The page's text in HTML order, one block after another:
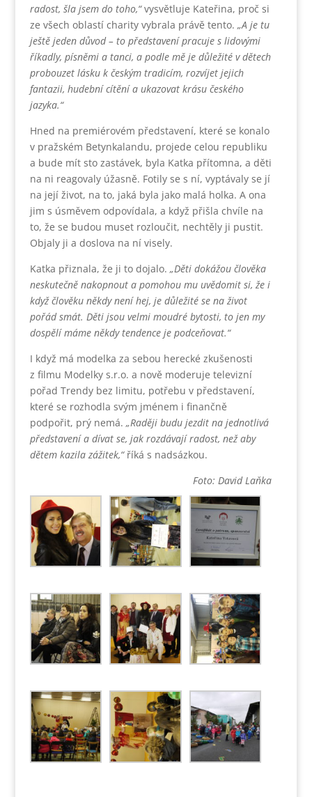
radost, šla jsem do toho,“vysvětluje Kateřina, proč si
ze všech oblastí charity vybrala právě tento. „A je tu
ještě jeden důvod – to představení pracuje s lidovými
říkadly, písněmi a tanci, a podle mě je důležité v dětech
probouzet lásku k českým tradicím, rozvíjet jejich
fantazii, hudební cítění a ukazovat krásu českého
jazyka.“
Hned na premiérovém představení, které se konalo
v pražském Betynkalandu, projede celou republiku
a bude mít sto zastávek, byla Katka přítomna, a děti
na ni reagovaly úžasně. Fotily se s ní, vyptávaly se jí
na její život, na to, jaká byla jako malá holka. A ona
jim s úsměvem odpovídala, a když přišla chvíle na
to, že se budou muset rozloučit, nechtěly ji pustit.
Objaly ji a doslova na ní visely.
Katka přiznala, že ji to dojalo. „Děti dokážou člověka
neskutečně nakopnout a pomohou mu uvědomit si, že i
když člověku někdy není hej, je důležité se na život
pořád smát. Děti jsou velmi moudré bytosti, to jen my
dospělí máme někdy tendence je podceňovat.“
I když má modelka za sebou herecké zkušenosti
z filmu Modelky s.r.o. a nově moderuje televizní
pořad Trendy bez limitu, potřebu v představení,
které se rozhodla svým jménem i finančně
podpořit, prý nemá. „Raději budu jezdit na jednotlivá
představení a dívat se, jak rozdávají radost, než aby
dětem kazila zážitek,“říká s nadsázkou.
Foto: David Laňka